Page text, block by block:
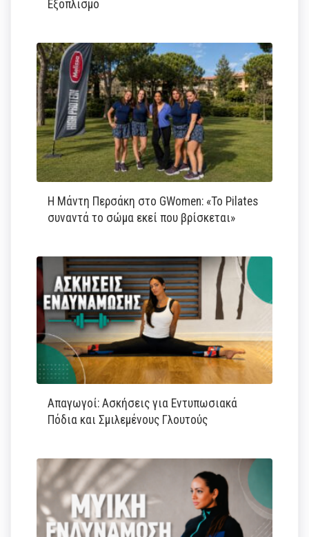
Εξοπλισμό
Η Μάντη Περσάκη στο GWomen: «Το Pilates
συναντά το σώμα εκεί που βρίσκεται»
Απαγωγοί: Ασκήσεις για Εντυπωσιακά
Πόδια και Σμιλεμένους Γλουτούς